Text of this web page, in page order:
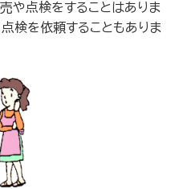
や点検をすることはありま
点検を依頼することもありま